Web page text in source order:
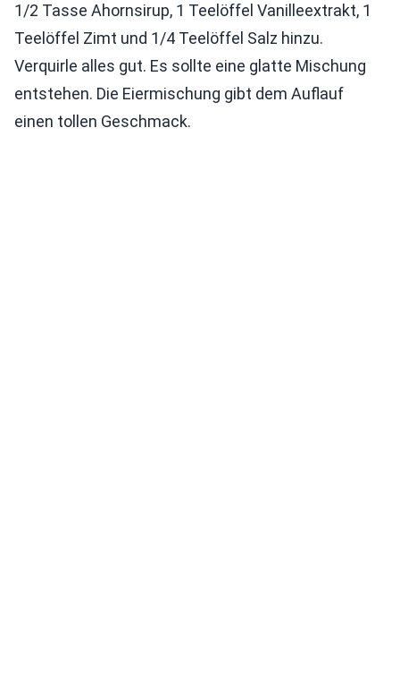
1/2 Tasse Ahornsirup, 1 Teelöffel Vanilleextrakt, 1
Teelöffel Zimt und 1/4 Teelöffel Salz hinzu.
Verquirle alles gut. Es sollte eine glatte Mischung
entstehen. Die Eiermischung gibt dem Auflauf
einen tollen Geschmack.